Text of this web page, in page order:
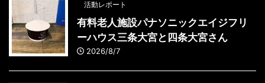
活動レポート
有料老人施設パナソニックエイジフリ
ーハウス三条大宮と四条大宮さん
2026/8/7